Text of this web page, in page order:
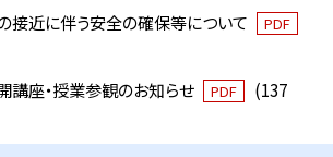
接近に伴う安全の確保等について
PDF
講座・授業参観のお知らせ
PDF
(137